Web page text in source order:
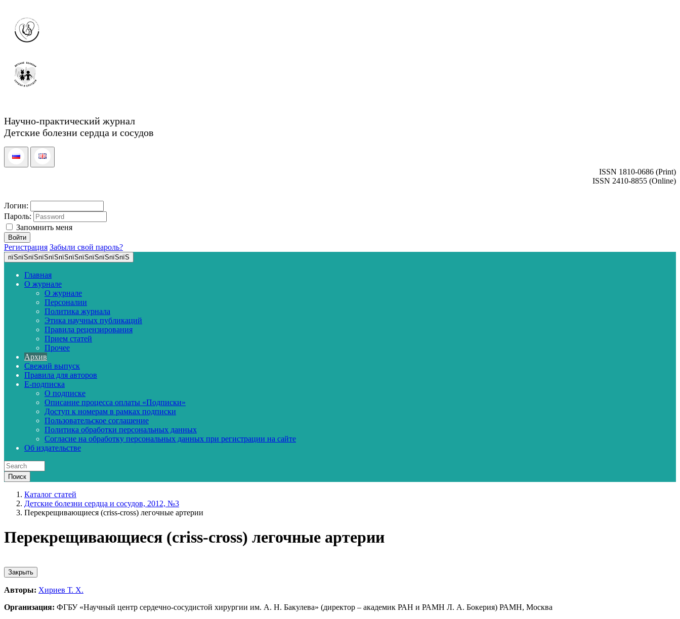
Научно-практический журнал
Детские болезни сердца и сосудов
ISSN 1810-0686 (Print)
ISSN 2410-8855 (Online)
Логин:
Пароль:
Запомнить меня
Регистрация Забыли свой пароль?
пїЅпїЅпїЅпїЅпїЅпїЅпїЅпїЅпїЅпїЅпїЅпїЅ
Главная
О журнале
О журнале
Персоналии
Политика журнала
Этика научных публикаций
Правила рецензирования
Прием статей
Прочее
Архив
Свежий выпуск
Правила для авторов
E-подписка
О подписке
Описание процесса оплаты «Подписки»
Доступ к номерам в рамках подписки
Пользовательское соглашение
Политика обработки персональных данных
Согласие на обработку персональных данных при регистрации на сайте
Об издательстве
Каталог статей
Детские болезни сердца и сосудов, 2012, №3
Перекрещивающиеся (сriss-сross) легочные артерии
Перекрещивающиеся (сriss-сross) легочные артерии
Закрыть
Авторы: Хириев Т. Х.
Организация: ФГБУ «Научный центр сердечно-сосудистой хирургии им. А. Н. Бакулева» (директор – академик РАН и РАМН Л. А. Бокерия) РАМН, Москва